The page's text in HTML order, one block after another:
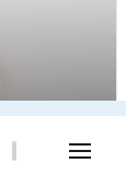
ustvarja